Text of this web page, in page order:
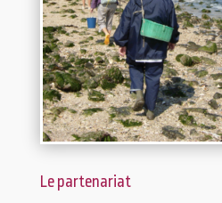
Le partenariat